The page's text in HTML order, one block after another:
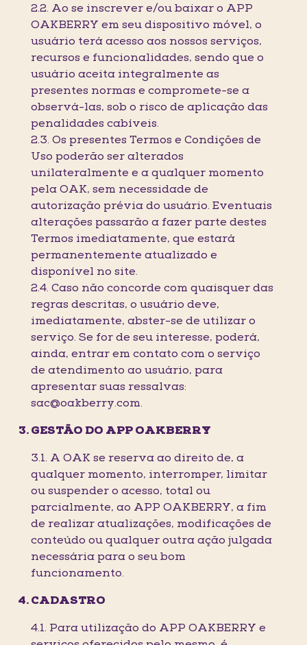
2.2. Ao se inscrever e/ou baixar o APP
OAKBERRY em seu dispositivo móvel, o
usuário terá acesso aos nossos serviços,
recursos e funcionalidades, sendo que o
usuário aceita integralmente as
presentes normas e compromete-se a
observá-las, sob o risco de aplicação das
penalidades cabíveis.
2.3. Os presentes Termos e Condições de
Uso poderão ser alterados
unilateralmente e a qualquer momento
pela OAK, sem necessidade de
autorização prévia do usuário. Eventuais
alterações passarão a fazer parte destes
Termos imediatamente, que estará
permanentemente atualizado e
disponível no site.
2.4. Caso não concorde com quaisquer das
regras descritas, o usuário deve,
imediatamente, abster-se de utilizar o
serviço. Se for de seu interesse, poderá,
ainda, entrar em contato com o serviço
de atendimento ao usuário, para
apresentar suas ressalvas:
sac@oakberry.com.
GESTÃO DO APP OAKBERRY
3.1. A OAK se reserva ao direito de, a
qualquer momento, interromper, limitar
ou suspender o acesso, total ou
parcialmente, ao APP OAKBERRY, a fim
de realizar atualizações, modificações de
conteúdo ou qualquer outra ação julgada
necessária para o seu bom
funcionamento.
CADASTRO
4.1. Para utilização do APP OAKBERRY e